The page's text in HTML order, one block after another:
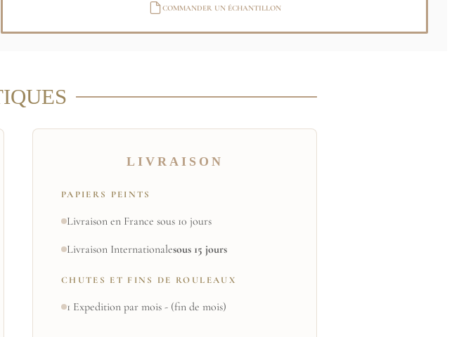
COMMANDER UN ÉCHANTILLON
LIVRAISON
PAPIERS PEINTS
Livraison en France sous 10 jours
Livraison Internationalesous 15 jours
CHUTES ET FINS DE ROULEAUX
1 Expedition par mois - (fin de mois)